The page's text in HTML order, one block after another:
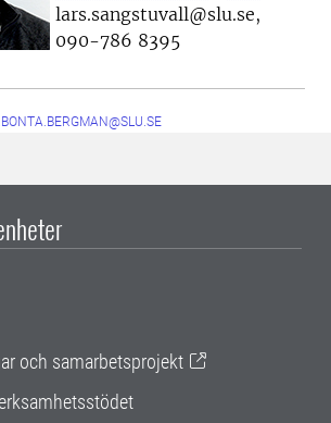
lars.sangstuvall@slu.se,
090-786 8395
och samarbetsprojekt